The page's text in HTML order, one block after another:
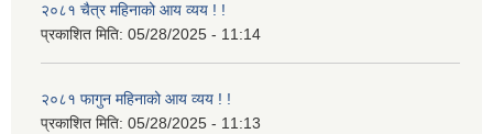
२०८१ चैत्र महिनाको आय व्यय ! !
प्रकाशित मिति: 05/28/2025 - 11:14
२०८१ फागुन महिनाको आय व्यय ! !
प्रकाशित मिति: 05/28/2025 - 11:13